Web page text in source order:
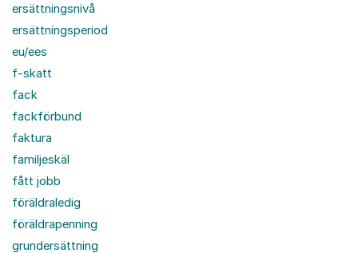
ersättningsnivå
ersättningsperiod
eu/ees
f-skatt
fack
fackförbund
faktura
familjeskäl
fått jobb
föräldraledig
föräldrapenning
grundersättning